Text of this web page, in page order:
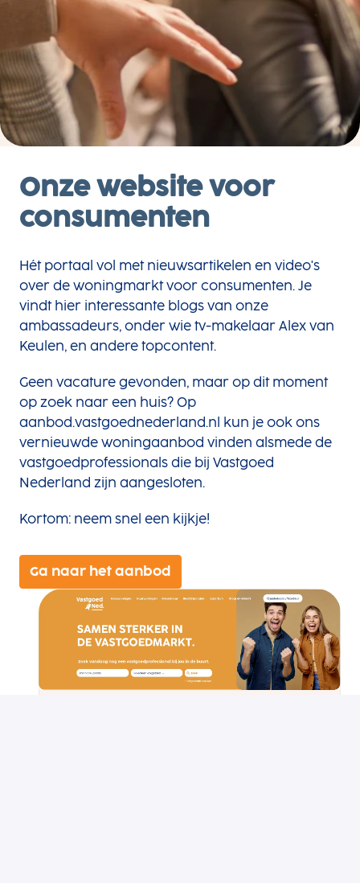
Onze website voor
consumenten
Hét portaal vol met nieuwsartikelen en video's
over de woningmarkt voor consumenten. Je
vindt hier interessante blogs van onze
ambassadeurs, onder wie tv-makelaar Alex van
Keulen, en andere topcontent.
Geen vacature gevonden, maar op dit moment
op zoek naar een huis? Op
aanbod.vastgoednederland.nl kun je ook ons
vernieuwde woningaanbod vinden alsmede de
vastgoedprofessionals die bij Vastgoed
Nederland zijn aangesloten.
Kortom: neem snel een kijkje!
Ga naar het aanbod